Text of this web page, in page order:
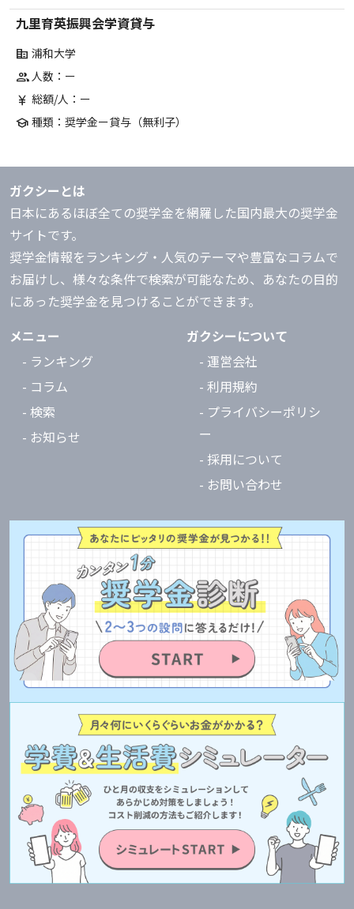
九里育英振興会学資貸与
corporate_fare 浦和大学
group人数：ー
currency_yen 総額/人：ー
school 種類：奨学金ー貸与（無利子）
ガクシーとは
日本にあるほぼ全ての奨学金を網羅した国内最大の奨学金
サイトです。
奨学金情報をランキング・人気のテーマや豊富なコラムで
お届けし、様々な条件で検索が可能なため、あなたの目的
にあった奨学金を見つけることができます。
メニュー
- ランキング
- コラム
- 検索
- お知らせ
ガクシーについて
- 運営会社
- 利用規約
- プライバシーポリシ
ー
- 採用について
- お問い合わせ